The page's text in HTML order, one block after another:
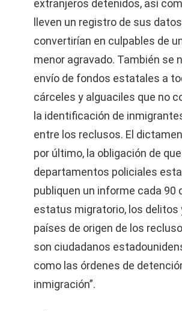
extranjeros detenidos, así
lleven un registro de sus
convertirían en culpables de
menor agravado. También se
envío de fondos estatales a
cárceles y alguaciles que no
la identificación de
entre los reclusos. El
por último, la obligación de
departamentos policiales
publiquen un informe cada 90
estatus migratorio, los delitos
países de origen de los
son ciudadanos
como las órdenes de
inmigración”.